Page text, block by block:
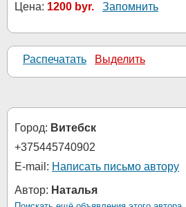
Цена: 1200 byr. Запомнить
Распечатать Выделить
Город: Витебск
+375445740902
E-mail: Написать письмо автору
Автор: Наталья